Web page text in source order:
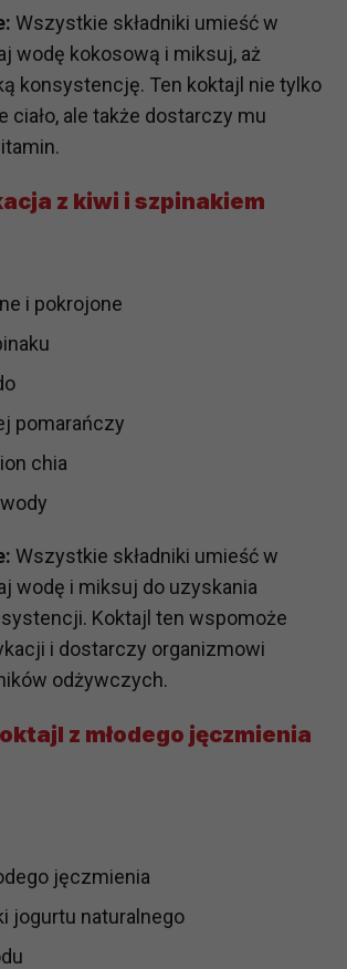
Wszystkie składniki umieść w
wodę kokosową i miksuj, aż
konsystencję. Ten koktajl nie tylko
ciało, ale także dostarczy mu
z kiwi i szpinakiem
i pokrojone
pomarańczy
chia
Wszystkie składniki umieść w
wodę i miksuj do uzyskania
Koktajl ten wspomoże
i dostarczy organizmowi
odżywczych.
z młodego jęczmienia
jęczmienia
jogurtu naturalnego